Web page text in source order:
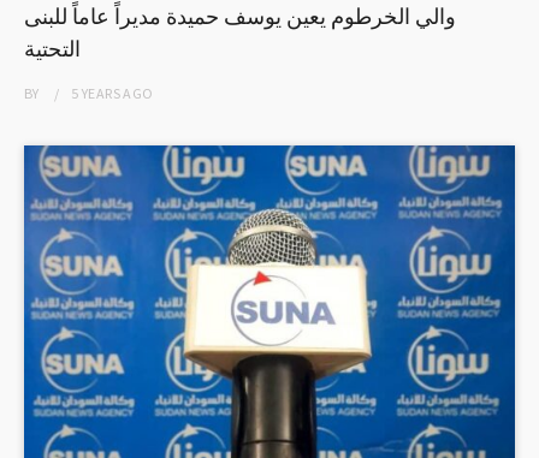
والي الخرطوم يعين يوسف حميدة مديراً عاماً للبنى
التحتية
BY 5 YEARSAGO